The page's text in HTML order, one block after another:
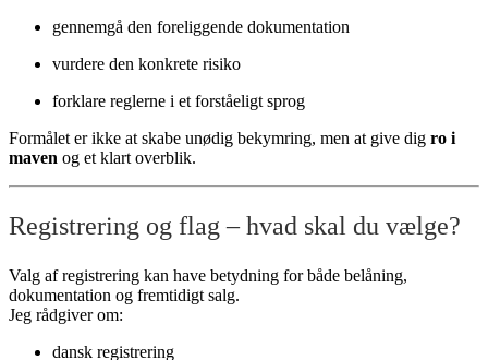
gennemgå den foreliggende dokumentation
vurdere den konkrete risiko
forklare reglerne i et forståeligt sprog
Formålet er ikke at skabe unødig bekymring, men at give dig ro i
maven og et klart overblik.
Registrering og flag – hvad skal du vælge?
Valg af registrering kan have betydning for både belåning,
dokumentation og fremtidigt salg.
Jeg rådgiver om:
dansk registrering